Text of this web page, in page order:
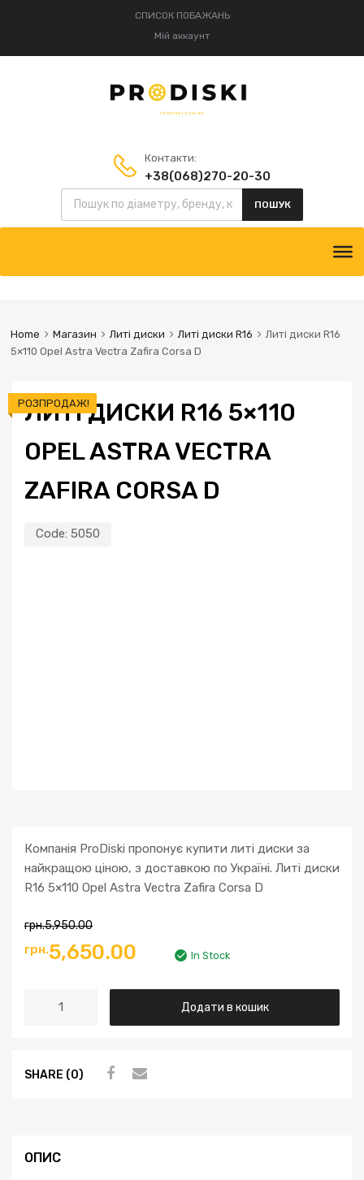
СПИСОК ПОБАЖАНЬ
Мій аккаунт
Контакти:
+38(068)270-20-30
+38(095)834-52-75
Пошук товарів
ПОШУК
content
Home Магазин Литі диски Литі диски R16
Литі диски R16
5×110 Opel Astra Vectra Zafira Corsa D
ЛИТІ ДИСКИ R16 5×110
OPEL ASTRA VECTRA
ZAFIRA CORSA D
Code: 5050
РОЗПРОДАЖ!
Компанія ProDiski пропонує купити литі диски за
найкращою ціною, з доставкою по Україні. Литі диски
R16 5×110 Opel Astra Vectra Zafira Corsa D
грн.5,950.00
Оригінальна
грн.5,950.00.
грн.5,650.00 Поточна
ціна:
грн.5,650.00.
In Stock
Opel
Corsa
Додати в кошик
SHARE (0)
ОПИС